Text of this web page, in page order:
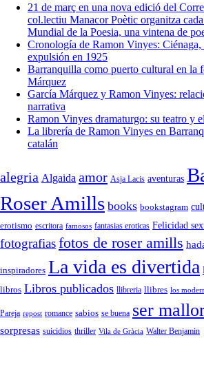
21 de març en una nova edició del
col.lectiu Manacor Poètic organitza
Mundial de la Poesia, una vintena de
Cronología de Ramon Vinyes:
expulsión en 1925
Barranquilla como puerto cultural en la
Márquez
García Márquez y Ramon Vinyes:
narrativa
Ramon Vinyes dramaturgo: su teatro y
La librería de Ramon Vinyes en
catalán
alegria Algaida amor Asja Lacis aventuras
Roser Amills books bookstagram
erotismo escritora famosos fantasias eroticas Felicidad
fotografiasfotos de roser amills
inspiradores La vida es divertida
libros Libros publicados llibreria llibres los
Pareja repost romance sabios se buena ser
sorpresas suicidios thriller Vila de Gràcia Walter Benjamin